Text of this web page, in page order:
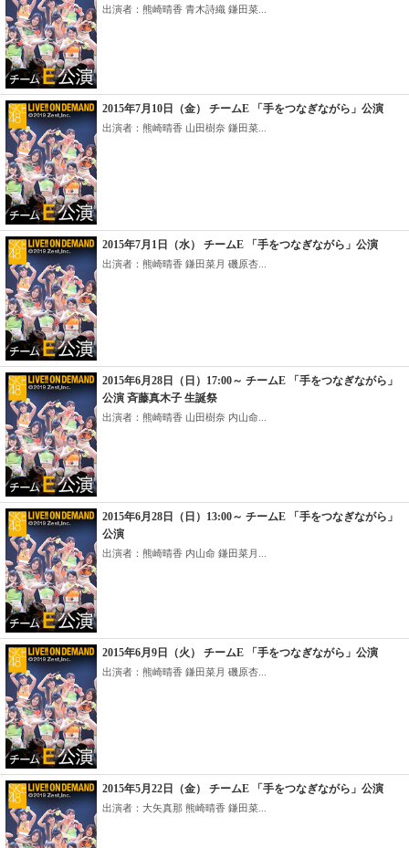
出演者：熊崎晴香 青木詩織 鎌田菜...
2015年7月10日（金） チームE 「手をつなぎながら」公演
出演者：熊崎晴香 山田樹奈 鎌田菜...
2015年7月1日（水） チームE 「手をつなぎながら」公演
出演者：熊崎晴香 鎌田菜月 磯原杏...
2015年6月28日（日）17:00～ チームE 「手をつなぎながら」
公演 斉藤真木子 生誕祭
出演者：熊崎晴香 山田樹奈 内山命...
2015年6月28日（日）13:00～ チームE 「手をつなぎながら」
公演
出演者：熊崎晴香 内山命 鎌田菜月...
2015年6月9日（火） チームE 「手をつなぎながら」公演
出演者：熊崎晴香 鎌田菜月 磯原杏...
2015年5月22日（金） チームE 「手をつなぎながら」公演
出演者：大矢真那 熊崎晴香 鎌田菜...